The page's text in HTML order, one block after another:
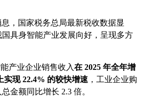
，国家税务总局最新税收数据显
具身智能产业发展向好，呈现多方
产业企业销售收入在 2025 年全年增
实现 22.4% 的较快增速 ，工业企业购
金额同比增长 2.3 倍。